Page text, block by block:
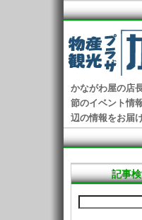
かながわ屋の店
節のイベント情
辺の情報をお届
記事